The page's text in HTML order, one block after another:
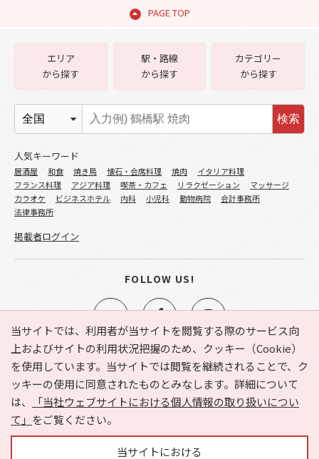
PAGE TOP
当サイトでは、利用者が当サイトを閲覧する際のサービス向
上およびサイトの利用状況把握のため、クッキー（Cookie）
を使用しています。当サイトでは閲覧を継続されることで、ク
ッキーの使用に同意されたものとみなします。詳細について
は、
「当社ウェブサイトにおける個人情報の取り扱いについ
て」 をご覧ください。
当サイトにおける
e-NAVITA（イーナビタ）とは？ お気に入り
ヘルプ
利用規約
個人情報の取り扱いについて
運営会社
サイトマップ
広告掲載に関するお問い合わせ
エリア
から探す
駅・路線
から探す
カテゴリー
から探す
検索
人気キーワード
居酒屋 和食 焼き鳥 懐石・会席料理 焼肉
イタリア料理
フランス料理
アジア料理 喫茶・カフェ リラクゼーション
マッサージ
カラオケ
ビジネスホテル 内科 小児科 動物病院
会計事務所
法律事務所
掲載者ログイン
FOLLOW US!